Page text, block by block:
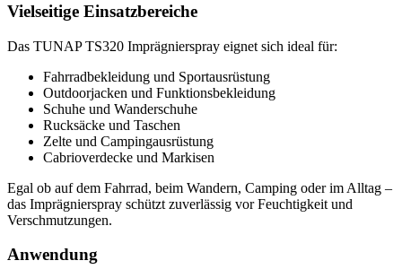
Vielseitige Einsatzbereiche
Das TUNAP TS320 Imprägnierspray eignet sich ideal für:
Fahrradbekleidung und Sportausrüstung
Outdoorjacken und Funktionsbekleidung
Schuhe und Wanderschuhe
Rucksäcke und Taschen
Zelte und Campingausrüstung
Cabrioverdecke und Markisen
Egal ob auf dem Fahrrad, beim Wandern, Camping oder im Alltag –
das Imprägnierspray schützt zuverlässig vor Feuchtigkeit und
Verschmutzungen.
Anwendung